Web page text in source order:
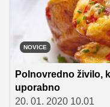
palačink, ki jih
Kakšne pa vam
NOVICE
Polnovredno živilo,
uporabno
20. 01. 2020 10.01